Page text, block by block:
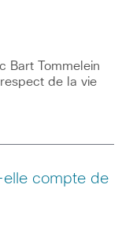
Bart Tommelein
de la vie
compte de